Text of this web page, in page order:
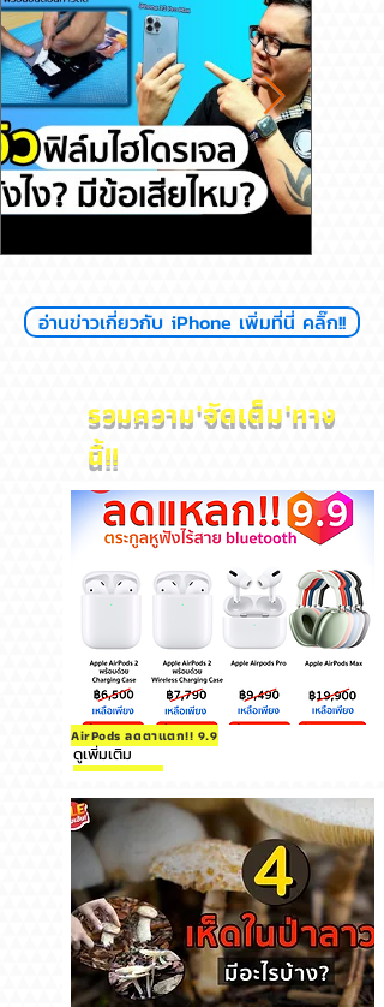
เสียไหม
ไหม?
อ่านข่าวเกี่ยวกับ iPhone เพิ่มที่นี่ คลิ๊ก!!
รวมความ'จัดเต็ม'ทาง
นี้!!
AirPods ลดตาแตก!! 9.9
ดูเพิ่มเติม